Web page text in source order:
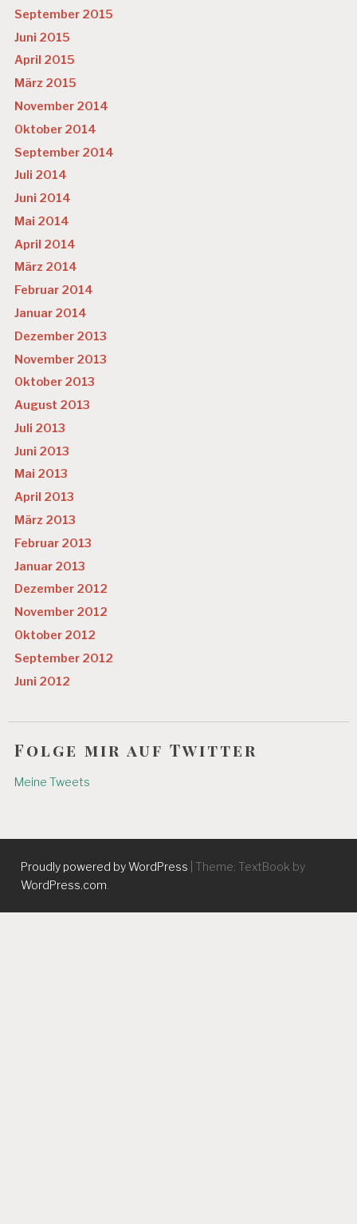
September 2015
Juni 2015
April 2015
März 2015
November 2014
Oktober 2014
September 2014
Juli 2014
Juni 2014
Mai 2014
April 2014
März 2014
Februar 2014
Januar 2014
Dezember 2013
November 2013
Oktober 2013
August 2013
Juli 2013
Juni 2013
Mai 2013
April 2013
März 2013
Februar 2013
Januar 2013
Dezember 2012
November 2012
Oktober 2012
September 2012
Juni 2012
Folge mir auf Twitter
Meine Tweets
Proudly powered by WordPress
Theme: TextBook by
WordPress.com